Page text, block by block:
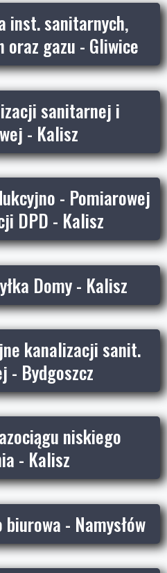
inst. sanitarnych,
oraz gazu - Gliwice
sanitarnej i
- Kalisz
- Pomiarowej
DPD - Kalisz
Domy - Kalisz
kanalizacji sanit.
- Bydgoszcz
niskiego
- Kalisz
- Namysłów